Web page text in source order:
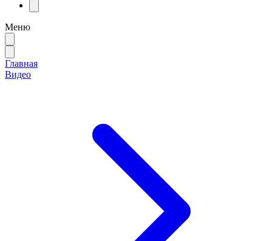
Меню
Главная
Видео